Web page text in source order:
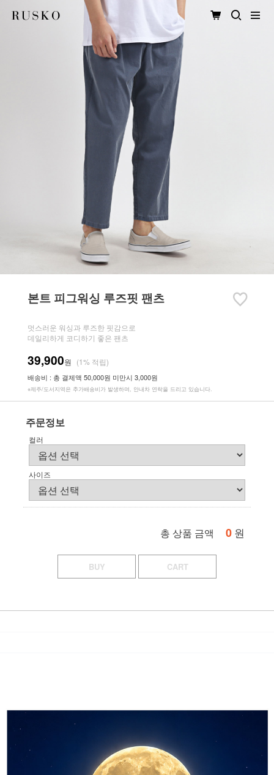
본트 피그워싱 루즈핏 팬츠
멋스러운 워싱과 루즈한 핏감으로
데일리하게 코디하기 좋은 팬츠
39,900원 (1% 적립)
배송비 : 총 결제액 50,000원 미만시 3,000원
※제주/도서지역은 추가배송비가 발생하며, 안내차 연락을 드리고 있습니다.
주문정보
컬러
사이즈
총 상품 금액 0 원
BUY CART